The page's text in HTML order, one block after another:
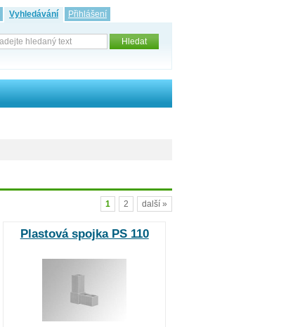
Vyhledávání Přihlášení
1 2 další »
Plastová spojka PS 110